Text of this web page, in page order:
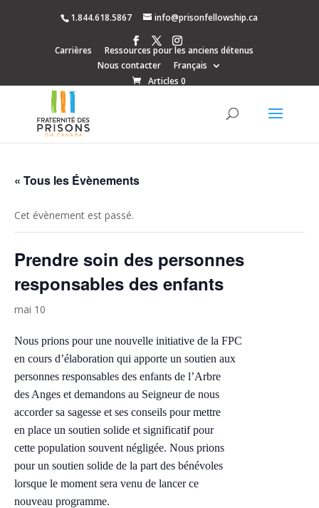
1.844.618.5867 info@prisonfellowship.ca
Carrières
Ressources pour les anciens détenus
Nous contacter
Français
Articles 0
« Tous les Évènements
Cet évènement est passé.
Prendre soin des personnes
responsables des enfants
mai 10
Nous prions pour une nouvelle initiative de la FPC
en cours d’élaboration qui apporte un soutien aux
personnes responsables des enfants de l’Arbre
des Anges et demandons au Seigneur de nous
accorder sa sagesse et ses conseils pour mettre
en place un soutien solide et significatif pour
cette population souvent négligée. Nous prions
pour un soutien solide de la part des bénévoles
lorsque le moment sera venu de lancer ce
nouveau programme.